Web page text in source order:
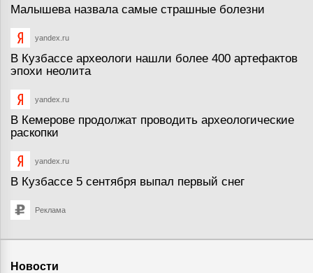
Малышева назвала самые страшные болезни
yandex.ru
В Кузбассе археологи нашли более 400 артефактов
эпохи неолита
yandex.ru
В Кемерове продолжат проводить археологические
раскопки
yandex.ru
В Кузбассе 5 сентября выпал первый снег
Реклама
Новости